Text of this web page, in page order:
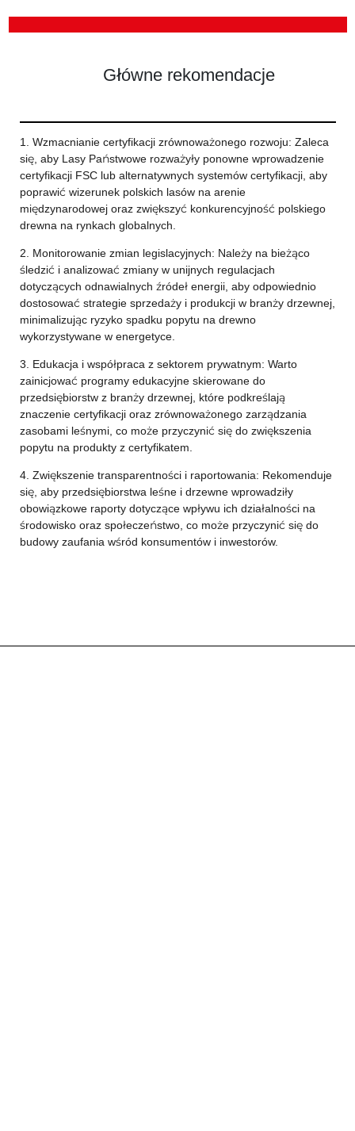
Główne rekomendacje
1. Wzmacnianie certyfikacji zrównoważonego rozwoju: Zaleca
się, aby Lasy Państwowe rozważyły ponowne wprowadzenie
certyfikacji FSC lub alternatywnych systemów certyfikacji, aby
poprawić wizerunek polskich lasów na arenie
międzynarodowej oraz zwiększyć konkurencyjność polskiego
drewna na rynkach globalnych.
2. Monitorowanie zmian legislacyjnych: Należy na bieżąco
śledzić i analizować zmiany w unijnych regulacjach
dotyczących odnawialnych źródeł energii, aby odpowiednio
dostosować strategie sprzedaży i produkcji w branży drzewnej,
minimalizując ryzyko spadku popytu na drewno
wykorzystywane w energetyce.
3. Edukacja i współpraca z sektorem prywatnym: Warto
zainicjować programy edukacyjne skierowane do
przedsiębiorstw z branży drzewnej, które podkreślają
znaczenie certyfikacji oraz zrównoważonego zarządzania
zasobami leśnymi, co może przyczynić się do zwiększenia
popytu na produkty z certyfikatem.
4. Zwiększenie transparentności i raportowania: Rekomenduje
się, aby przedsiębiorstwa leśne i drzewne wprowadziły
obowiązkowe raporty dotyczące wpływu ich działalności na
środowisko oraz społeczeństwo, co może przyczynić się do
budowy zaufania wśród konsumentów i inwestorów.